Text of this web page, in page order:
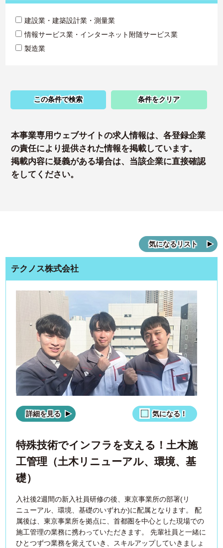
建設業・建築設計業・測量業
情報サービス業・インターネット附随サービス業
製造業
この条件で検索 条件をクリア
本事業専用ウェブサイトの求人情報は、各登録企業
の責任により提供された情報を掲載しています。
掲載内容に疑義がある場合は、当該企業に直接確認
をしてください。
気になるリスト
テクノス株式会社
詳細を見る 気になる！
特殊技術でインフラを支える！土木施
工管理（土木リニューアル、環境、基
礎）
入社後2週間の新入社員研修の後、東京事業所の部署(リ
ニューアル、環境、基礎のいずれか)に配属となります。 配
属後は、東京事業所を拠点に、首都圏を中心とした現場での
施工管理の業務に携わっていただきます。 先輩社員と一緒に
ひとつずつ業務を覚えていき、スキルアップしていきましょ